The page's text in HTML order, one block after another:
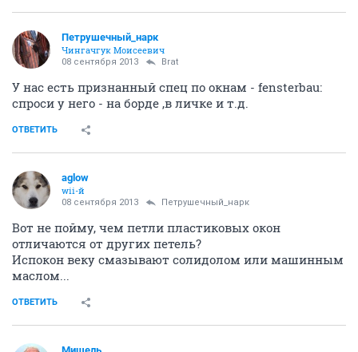
Петрушечный_нарк
Чингачгук Моисеевич
08 сентября 2013 Brat
У нас есть признанный спец по окнам - fensterbau:
спроси у него - на борде ,в личке и т.д.
ОТВЕТИТЬ
aglow
wii-й
08 сентября 2013 Петрушечный_нарк
Вот не пойму, чем петли пластиковых окон
отличаются от других петель?
Испокон веку смазывают солидолом или машинным
маслом...
ОТВЕТИТЬ